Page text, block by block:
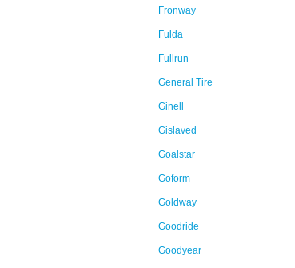
Fronway
Fulda
Fullrun
General Tire
Ginell
Gislaved
Goalstar
Goform
Goldway
Goodride
Goodyear